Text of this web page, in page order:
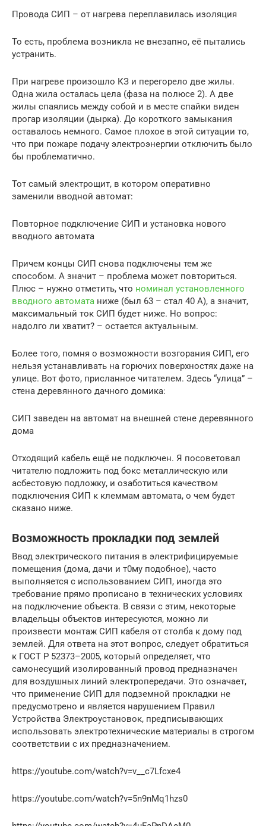
Провода СИП – от нагрева переплавилась изоляция
То есть, проблема возникла не внезапно, её пытались
устранить.
При нагреве произошло КЗ и перегорело две жилы.
Одна жила осталась цела (фаза на полюсе 2). А две
жилы спаялись между собой и в месте спайки виден
прогар изоляции (дырка). До короткого замыкания
оставалось немного. Самое плохое в этой ситуации то,
что при пожаре подачу электроэнергии отключить было
бы проблематично.
Тот самый электрощит, в котором оперативно
заменили вводной автомат:
Повторное подключение СИП и установка нового
вводного автомата
Причем концы СИП снова подключены тем же
способом. А значит – проблема может повториться.
Плюс – нужно отметить, что номинал установленного
вводного автомата ниже (был 63 – стал 40 А), а значит,
максимальный ток СИП будет ниже. Но вопрос:
надолго ли хватит? – остается актуальным.
Более того, помня о возможности возгорания СИП, его
нельзя устанавливать на горючих поверхностях даже на
улице. Вот фото, присланное читателем. Здесь “улица” –
стена деревянного дачного домика:
СИП заведен на автомат на внешней стене деревянного
дома
Отходящий кабель ещё не подключен. Я посоветовал
читателю подложить под бокс металлическую или
асбестовую подложку, и озаботиться качеством
подключения СИП к клеммам автомата, о чем будет
сказано ниже.
Возможность прокладки под землей
Ввод электрического питания в электрифицируемые
помещения (дома, дачи и т0му подобное), часто
выполняется с использованием СИП, иногда это
требование прямо прописано в технических условиях
на подключение объекта. В связи с этим, некоторые
владельцы объектов интересуются, можно ли
произвести монтаж СИП кабеля от столба к дому под
землей. Для ответа на этот вопрос, следует обратиться
к ГОСТ Р 52373–2005, который определяет, что
самонесущий изолированный провод предназначен
для воздушных линий электропередачи. Это означает,
что применение СИП для подземной прокладки не
предусмотрено и является нарушением Правил
Устройства Электроустановок, предписывающих
использовать электротехнические материалы в строгом
соответствии с их предназначением.
https://youtube.com/watch?v=v__c7Lfcxe4
https://youtube.com/watch?v=5n9nMq1hzs0